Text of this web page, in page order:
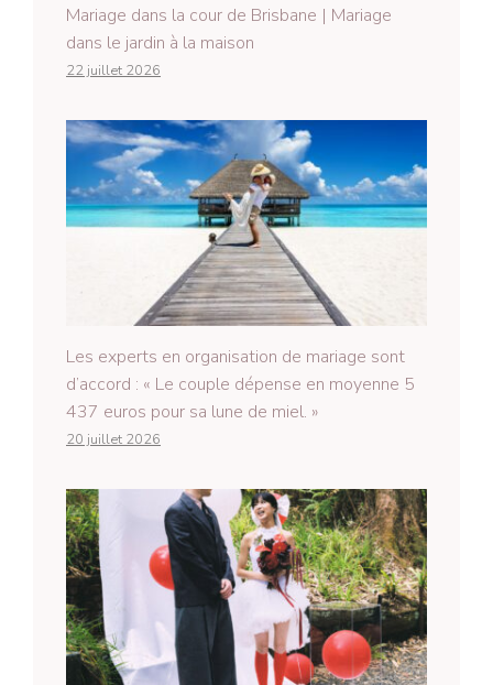
Mariage dans la cour de Brisbane | Mariage
dans le jardin à la maison
22 juillet 2026
Les experts en organisation de mariage sont
d’accord : « Le couple dépense en moyenne 5
437 euros pour sa lune de miel. »
20 juillet 2026